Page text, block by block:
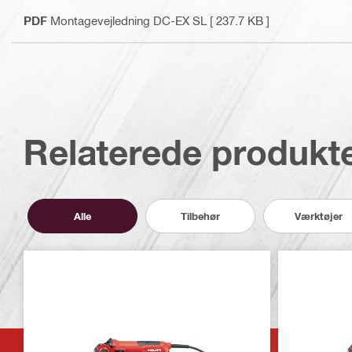
PDF Montagevejledning DC-EX SL [ 237.7 KB ]
Relaterede
Alle Tilbehør Værktøjer